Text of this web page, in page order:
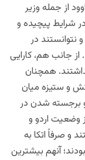
از جمله وزیر
شرایط پیچیده و
نتوانستند در
از جانب هم، کارایی
همچنان
و ستیزه میان
برجسته شدن در
وضعیت اردو و
و صرفاً اتکا به
آنهم بیشترین